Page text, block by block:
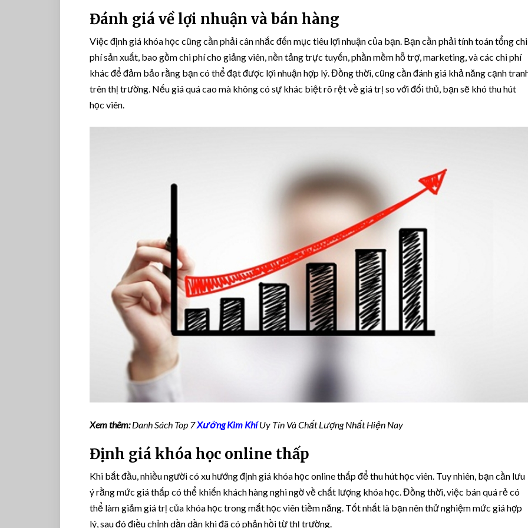
Đánh giá về lợi nhuận và bán hàng
Việc định giá khóa học cũng cần phải cân nhắc đến mục tiêu lợi nhuận của bạn. Bạn cần phải tính toán tổng chi
phí sản xuất, bao gồm chi phí cho giảng viên, nền tảng trực tuyến, phần mềm hỗ trợ, marketing, và các chi phí
khác để đảm bảo rằng bạn có thể đạt được lợi nhuận hợp lý. Đồng thời, cũng cần đánh giá khả năng cạnh
trên thị trường. Nếu giá quá cao mà không có sự khác biệt rõ rệt về giá trị so với đối thủ, bạn sẽ khó thu hút
học viên.
Xem thêm:Danh Sách Top 7Xưởng Kim Khí Uy Tín Và Chất Lượng Nhất Hiện Nay
Định giá khóa học online thấp
Khi bắt đầu, nhiều người có xu hướng định giá khóa học online thấp để thu hút học viên. Tuy nhiên, bạn cần lưu
ý rằng mức giá thấp có thể khiến khách hàng nghi ngờ về chất lượng khóa học. Đồng thời, việc bán quá rẻ có
thể làm giảm giá trị của khóa học trong mắt học viên tiềm năng. Tốt nhất là bạn nên thử nghiệm mức giá hợp
lý, sau đó điều chỉnh dần dần khi đã có phản hồi từ thị trường.